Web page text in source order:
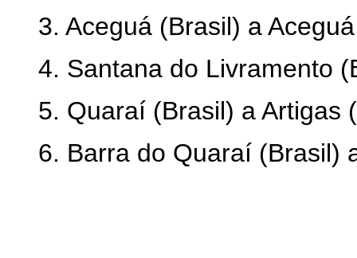
3. Aceguá (Brasil) a
4. Santana do Livramento
5. Quaraí (Brasil) a Artigas
6. Barra do Quaraí (Brasil)